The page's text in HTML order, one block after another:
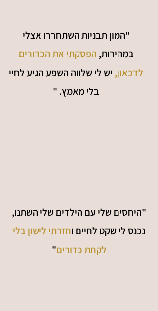
"המון תבניות השתחררו אצלי
במהירות, הפסקתי את הכדורים
לדכאון, יש לי שלווה השפע הגיע לחיי
בלי מאמץ. "
"היחסים שלי עם הילדים שלי השתנו,
נכנס לי שקט לחיים וחזרתי לישון בלי
לקחת כדורים"